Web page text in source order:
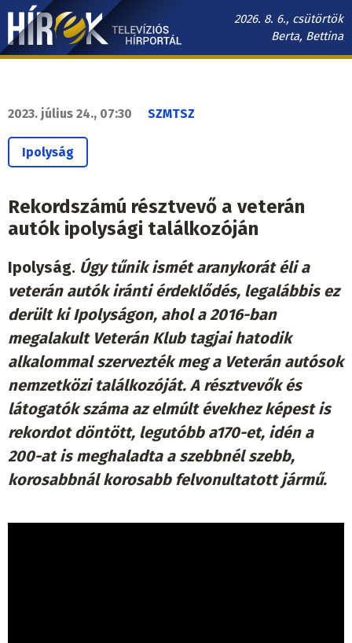
Ugrás
tartalomra
2026. 8. 6., csütörtök
Berta, Bettina
Hírek.sk
navigáció
2023. július 24., 07:30 SZMTSZ
Ipolyság
Rekordszámú résztvevő a veterán
autók ipolysági találkozóján
Ipolyság. Úgy tűnik ismét aranykorát éli a
veterán autók iránti érdeklődés, legalábbis ez
derült ki Ipolyságon, ahola2016-ban
megalakult Veterán Klubtagjai hatodik
alkalommal szervezték meg a Veterán autósok
nemzetközi találkozóját. A résztvevők és
látogatók száma az elmúlt évekhez képest is
rekordot döntött, legutóbb a170-et, idén a
200-at is meghaladta a szebbnél szebb,
korosabbnál korosabb felvonultatott jármű.